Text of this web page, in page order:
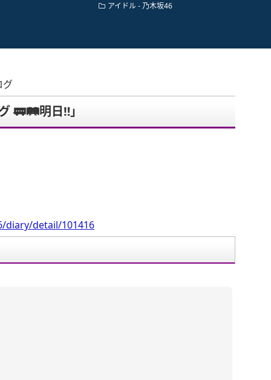
アイドル - 乃木坂46
グ
🚃🛤明日‼︎」
diary/detail/101416